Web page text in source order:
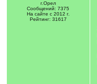
г.Орел
Сообщений: 7375
На сайте с 2012 г.
Рейтинг: 31617